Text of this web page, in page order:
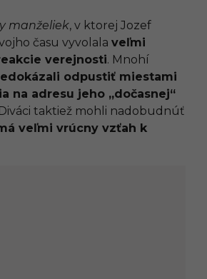
manželiek, v ktorej Jozef
času vyvolala veľmi
verejnosti. Mnohí
odpustiť miestami
na adresu jeho „dočasnej“
taktiež mohli nadobudnúť
veľmi vrúcny vzťah k